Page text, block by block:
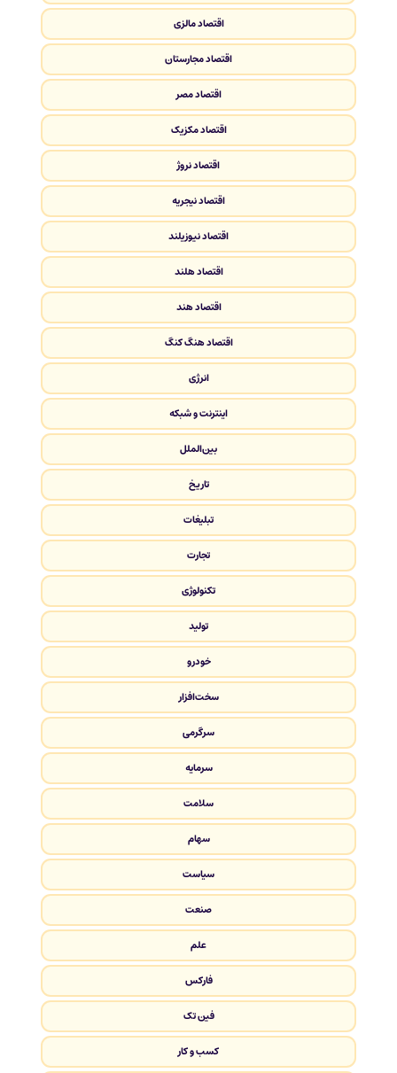
اقتصاد مالزی
اقتصاد مجارستان
اقتصاد مصر
اقتصاد مکزیک
اقتصاد نروژ
اقتصاد نیجریه
اقتصاد نیوزیلند
اقتصاد هلند
اقتصاد هند
اقتصاد هنگ کنگ
انرژی
اینترنت و شبکه
بین‌الملل
تاریخ
تبلیغات
تجارت
تکنولوژی
تولید
خودرو
سخت‌افزار
سرگرمی
سرمایه
سلامت
سهام
سیاست
صنعت
علم
فارکس
فین تک
کسب و کار